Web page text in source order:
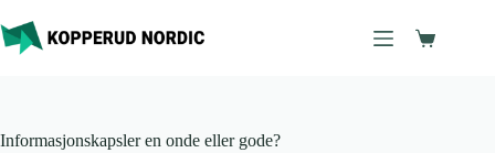
til
innholdet
Informasjonskapsler en onde eller gode?